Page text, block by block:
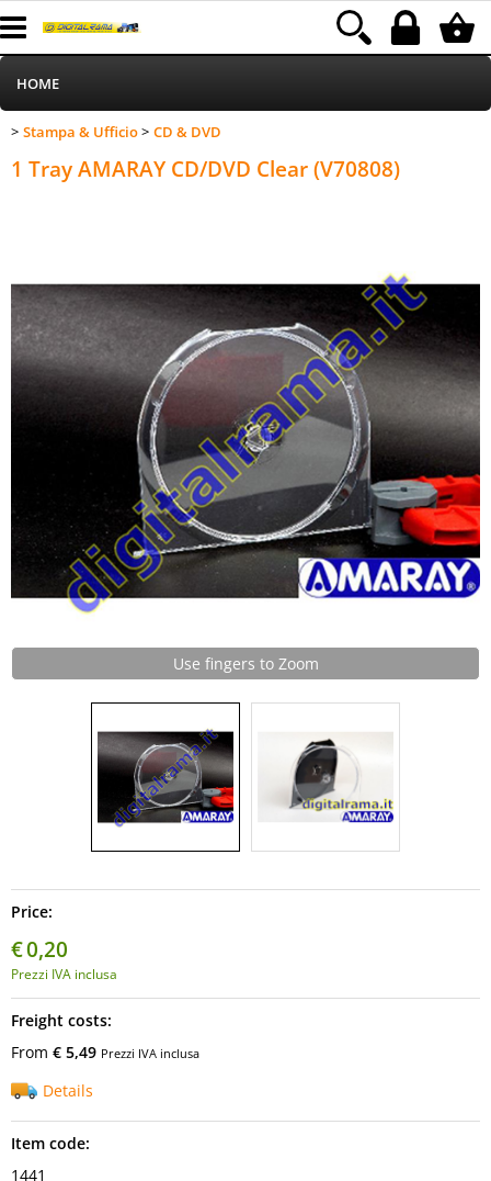
Category: HOME >Stampa & Ufficio
HOME
Informatica
MEDIACOM
Elettrodomestici
Stampa & Ufficio CD & DVD
1 Tray AMARAY CD/DVD Clear (V70808)
Use fingers to Zoom
Price:
€0,20
Prezzi IVA inclusa
Freight costs:
From € 5,49 Prezzi IVA inclusa
Details
Item code:
1441